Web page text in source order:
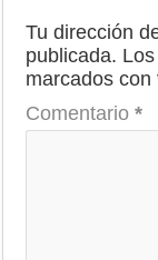
Tu dirección
publicada.
marcados con
Comentario*